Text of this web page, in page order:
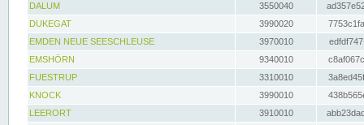
DALUM
3550040
DUKEGAT
3990020
EMDEN NEUE SEESCHLEUSE
3970010
EMSHÖRN
9340010
FUESTRUP
3310010
KNOCK
3990010
LEERORT
3910010